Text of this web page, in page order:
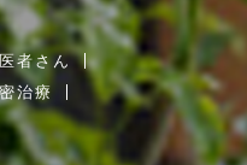
者さん
治療